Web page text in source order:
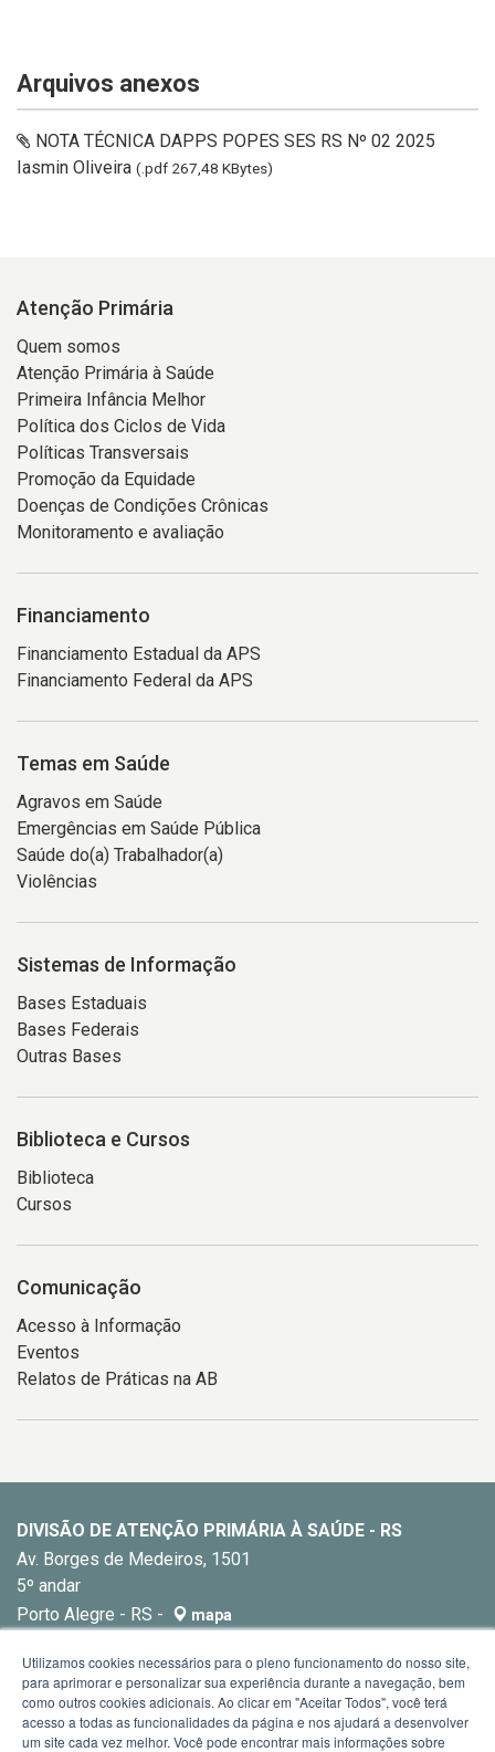
Arquivos anexos
NOTA TÉCNICA DAPPS POPES SES RS Nº 02 2025
Iasmin Oliveira (.pdf 267,48 KBytes)
Atenção Primária
Quem somos
Atenção Primária à Saúde
Primeira Infância Melhor
Política dos Ciclos de Vida
Políticas Transversais
Promoção da Equidade
Doenças de Condições Crônicas
Monitoramento e avaliação
Financiamento
Financiamento Estadual da APS
Financiamento Federal da APS
Temas em Saúde
Agravos em Saúde
Emergências em Saúde Pública
Saúde do(a) Trabalhador(a)
Violências
Sistemas de Informação
Bases Estaduais
Bases Federais
Outras Bases
Biblioteca e Cursos
Biblioteca
Cursos
Comunicação
Acesso à Informação
Eventos
Relatos de Práticas na AB
DIVISÃO DE ATENÇÃO PRIMÁRIA À SAÚDE - RS
Av. Borges de Medeiros, 1501
5º andar
Porto Alegre - RS -
mapa
Utilizamos cookies necessários para o pleno funcionamento do nosso site,
para aprimorar e personalizar sua experiência durante a navegação, bem
como outros cookies adicionais. Ao clicar em "Aceitar Todos", você terá
acesso a todas as funcionalidades da página e nos ajudará a desenvolver
um site cada vez melhor. Você pode encontrar mais informações sobre